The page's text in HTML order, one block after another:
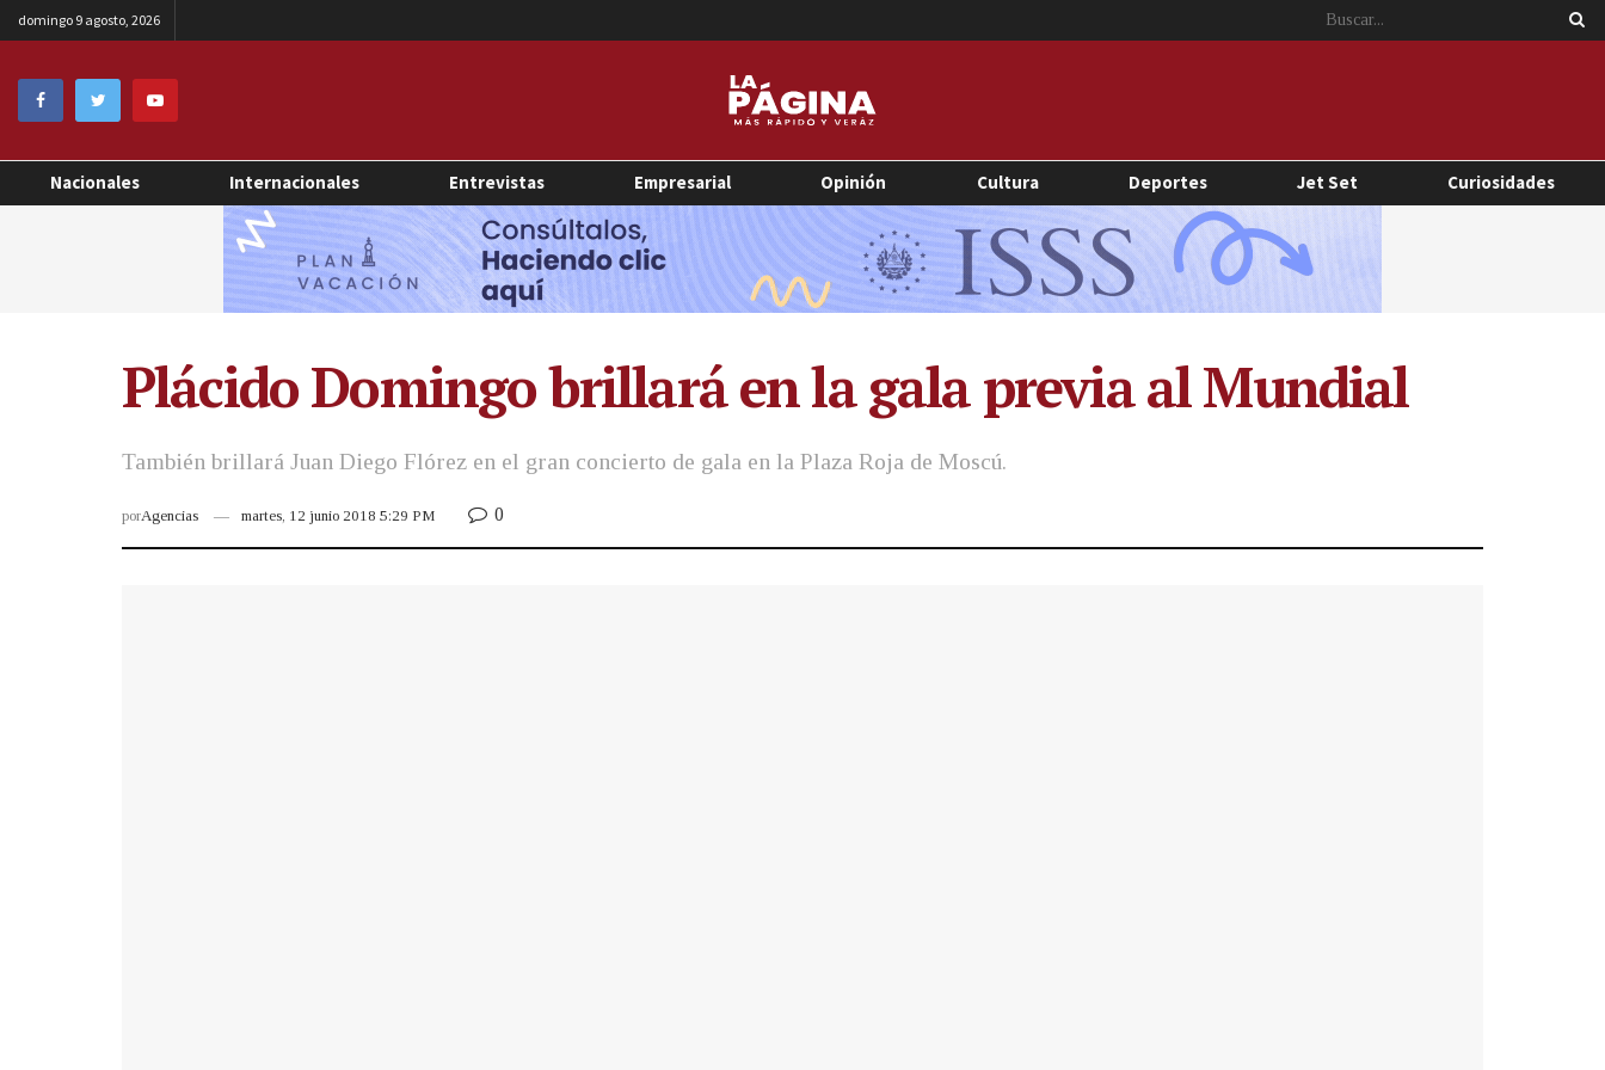
domingo 9 agosto, 2026
Nacionales Internacionales Entrevistas Empresarial Opinión Cultura Deportes Jet Set Curiosidades
Plácido Domingo brillará en la gala previa al Mundial
También brillará Juan Diego Flórez en el gran concierto de gala en la Plaza Roja de Moscú.
porAgencias martes, 12 junio 2018 5:29 PM 0